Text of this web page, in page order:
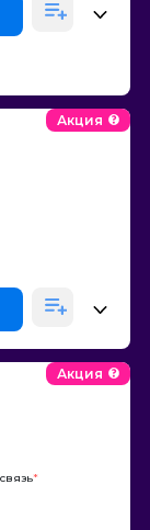
Акция
Акция
*